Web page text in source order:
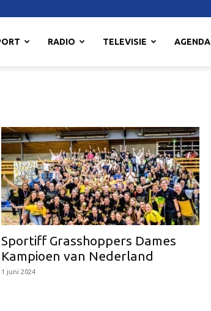
RADIO TELEVISIE AGENDA
Sportiff Grasshoppers Dames
Kampioen van Nederland
1 juni 2024